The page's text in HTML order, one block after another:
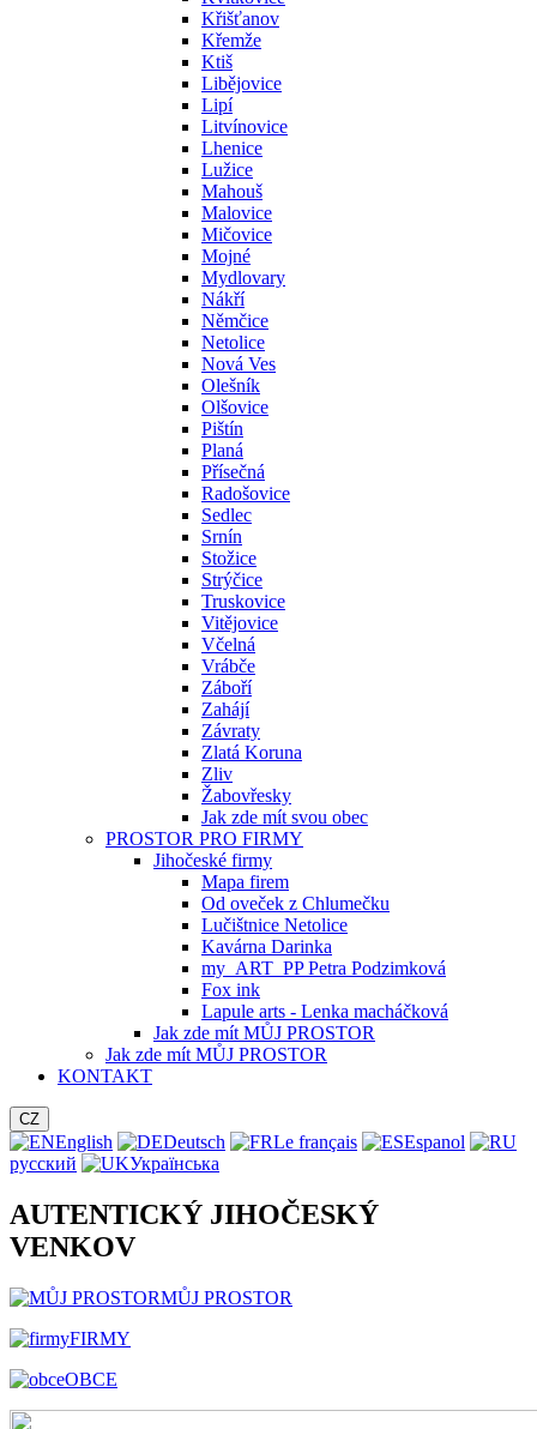
Křišťanov
Křemže
Ktiš
Libějovice
Lipí
Litvínovice
Lhenice
Lužice
Mahouš
Malovice
Mičovice
Mojné
Mydlovary
Nákří
Němčice
Netolice
Nová Ves
Olešník
Olšovice
Pištín
Planá
Přísečná
Radošovice
Sedlec
Srnín
Stožice
Strýčice
Truskovice
Vitějovice
Včelná
Vrábče
Záboří
Zahájí
Závraty
Zlatá Koruna
Zliv
Žabovřesky
Jak zde mít svou obec
PROSTOR PRO FIRMY
Jihočeské firmy
Mapa firem
Od oveček z Chlumečku
Lučištnice Netolice
Kavárna Darinka
my_ART_PP Petra Podzimková
Fox ink
Lapule arts - Lenka macháčková
Jak zde mít MŮJ PROSTOR
Jak zde mít MŮJ PROSTOR
KONTAKT
CZ
English Deutsch Le français
Espanol
русский
Українська
AUTENTICKÝ JIHOČESKÝ
VENKOV
MŮJ PROSTOR
FIRMY
OBCE